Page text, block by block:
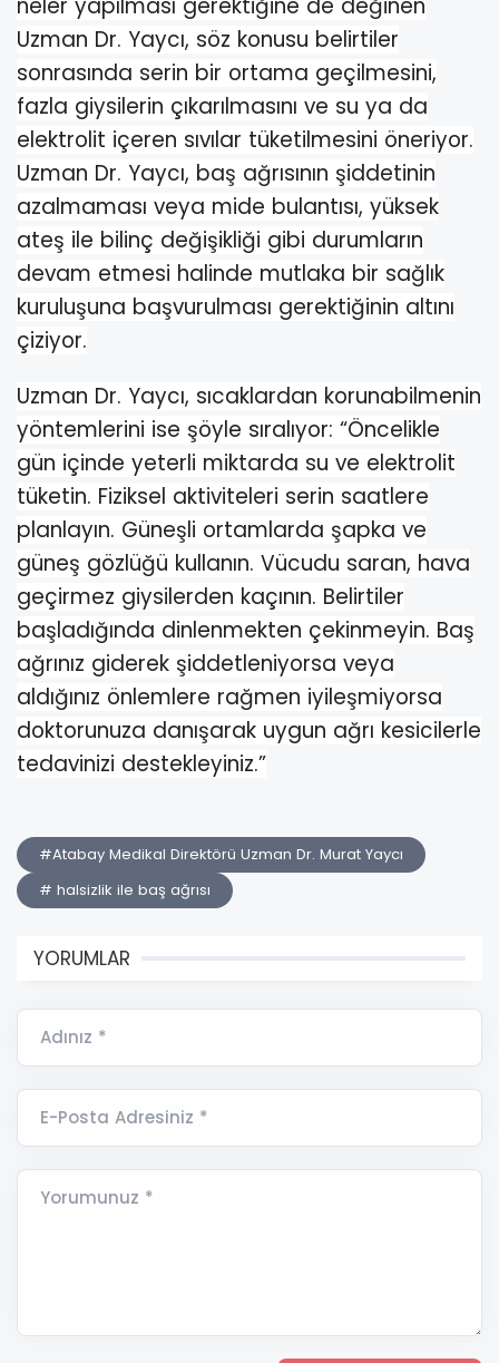
Uzman Dr. Yaycı, söz konusu belirtiler
sonrasında serin bir ortama geçilmesini,
fazla giysilerin çıkarılmasını ve su ya da
elektrolit içeren sıvılar tüketilmesini öneriyor.
Uzman Dr. Yaycı, baş ağrısının şiddetinin
azalmaması veya mide bulantısı, yüksek
ateş ile bilinç değişikliği gibi durumların
devam etmesi halinde mutlaka bir sağlık
kuruluşuna başvurulması gerektiğinin altını
çiziyor.
Uzman Dr. Yaycı, sıcaklardan korunabilmenin
yöntemlerini ise şöyle sıralıyor: “Öncelikle
gün içinde yeterli miktarda su ve elektrolit
tüketin. Fiziksel aktiviteleri serin saatlere
planlayın. Güneşli ortamlarda şapka ve
güneş gözlüğü kullanın. Vücudu saran, hava
geçirmez giysilerden kaçının. Belirtiler
başladığında dinlenmekten çekinmeyin. Baş
ağrınız giderek şiddetleniyorsa veya
aldığınız önlemlere rağmen iyileşmiyorsa
doktorunuza danışarak uygun ağrı kesicilerle
tedavinizi destekleyiniz.”
#Atabay Medikal Direktörü Uzman Dr. Murat Yaycı
# halsizlik ile baş ağrısı
YORUMLAR
Adınız *
E-Posta Adresiniz *
Yorumunuz *